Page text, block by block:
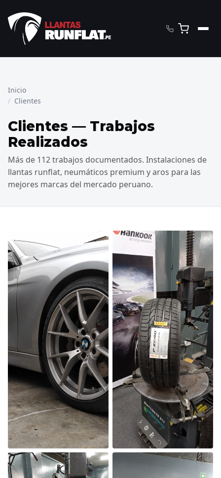
Inicio
Clientes
Clientes — Trabajos
Realizados
Más de 112 trabajos documentados. Instalaciones de
llantas runflat, neumáticos premium y aros para las
mejores marcas del mercado peruano.